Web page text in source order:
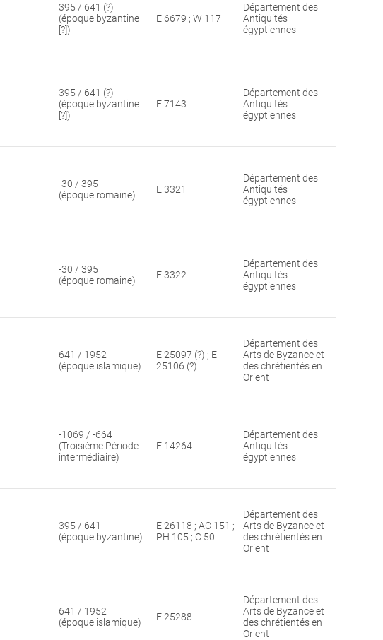
395 / 641 (?)
(époque byzantine
[?])
E 6679 ; W 117
Département des
Antiquités
égyptiennes
395 / 641 (?)
(époque byzantine
[?])
E 7143
Département des
Antiquités
égyptiennes
-30 / 395
(époque romaine)
E 3321
Département des
Antiquités
égyptiennes
-30 / 395
(époque romaine)
E 3322
Département des
Antiquités
égyptiennes
641 / 1952
(époque islamique)
E 25097 (?) ; E
25106 (?)
Département des
Arts de Byzance et
des chrétientés en
Orient
-1069 / -664
(Troisième Période
intermédiaire)
E 14264
Département des
Antiquités
égyptiennes
395 / 641
(époque byzantine)
E 26118 ; AC 151 ;
PH 105 ; C 50
Département des
Arts de Byzance et
des chrétientés en
Orient
641 / 1952
(époque islamique)
E 25288
Département des
Arts de Byzance et
des chrétientés en
Orient